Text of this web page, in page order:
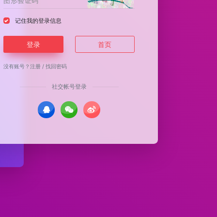
记住我的登录信息
登录 首页
没有账号？注册 /找回密码
社交帐号登录